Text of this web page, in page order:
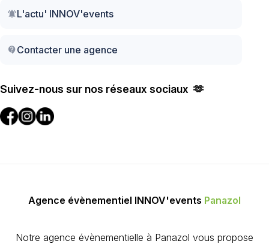
notifications_activeL'actu' INNOV'events
contact_supportContacter une agence
Suivez-nous sur nos réseaux sociaux 🫶
Agence évènementiel INNOV'events Panazol
Notre agence évènementielle à Panazol vous propose